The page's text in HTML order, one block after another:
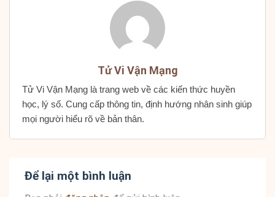
Tử Vi Vận Mạng
Tử Vi Vận Mạng là trang web về các kiến thức huyền
học, lý số. Cung cấp thông tin, định hướng nhân sinh giúp
mọi người hiểu rõ về bản thân.
Để lại một bình luận